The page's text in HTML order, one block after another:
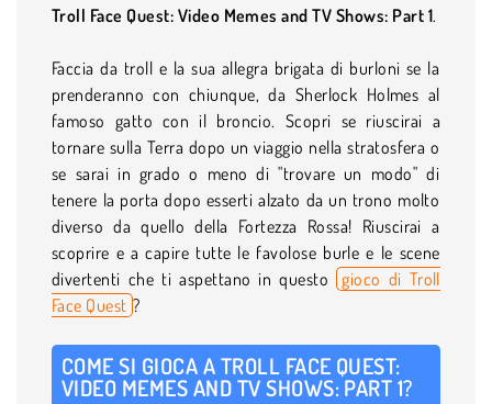
Troll Face Quest: Video Memes and TV Shows: Part 1.
Faccia da troll e la sua allegra brigata di burloni se la
prenderanno con chiunque, da Sherlock Holmes al
famoso gatto con il broncio. Scopri se riuscirai a
tornare sulla Terra dopo un viaggio nella stratosfera o
se sarai in grado o meno di "trovare un modo" di
tenere la porta dopo esserti alzato da un trono molto
diverso da quello della Fortezza Rossa! Riuscirai a
scoprire e a capire tutte le favolose burle e le scene
divertenti che ti aspettano in questo gioco di Troll
Face Quest ?
COME SI GIOCA A TROLL FACE QUEST:
VIDEO MEMES AND TV SHOWS: PART 1?